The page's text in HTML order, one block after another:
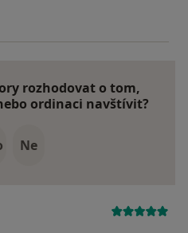
rozhodovat o tom,
ordinaci navštívit?
Ne